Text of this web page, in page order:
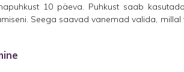
10 päeva. Puhkust saab
Seega saavad vanemad valida,